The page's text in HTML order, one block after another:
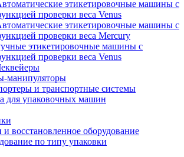
этикетировочные машины с
проверки веса Venus
этикетировочные машины с
проверки веса Mercury
этикетировочные машины с
проверки веса Venus
манипуляторы
и транспортные системы
для упаковочных машин
восстановленное оборудование
по типу упаковки